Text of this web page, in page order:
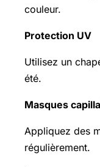
couleur.
Protection UV
Utilisez un
été.
Masques
Appliquez des
régulièrement.